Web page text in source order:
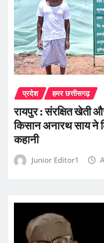
प्रदेश हमर छत्तीसगढ़
रायपुर : संरक्षित खेती
किसान अनारथ साय ने
कहानी
Junior Editor1